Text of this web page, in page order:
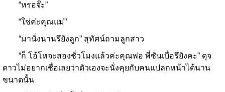
“หรอจ๊ะ”
“ใช่ค่ะคุณแม่”
“มานั่งนานรึยังลูก” สุทัศน์ถามลูกสาว
“ก็ โอ้โหจะสองชั่วโมงแล้วค่ะคุณพ่อ พี่ซันเบื่อรึยังคะ” ดุจ
ดาวไม่อยากเชื่อเลยว่าตัวเองจะนั่งคุยกับคนแปลกหน้าได้นาน
ขนาดนั้น